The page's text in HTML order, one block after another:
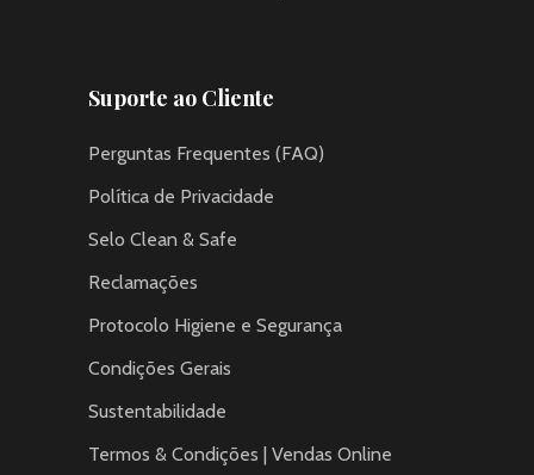
Suporte ao Cliente
Perguntas Frequentes (FAQ)
Política de Privacidade
Selo Clean & Safe
Reclamações
Protocolo Higiene e Segurança
Condições Gerais
Sustentabilidade
Termos & Condições | Vendas Online